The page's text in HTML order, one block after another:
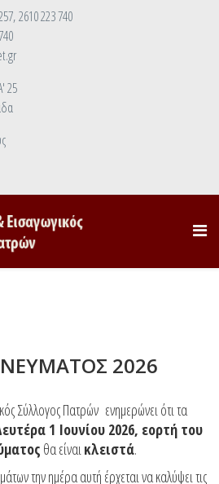
2610 223 740
25
2026
Σύλλογος Πατρών ενημερώνει ότι τα
1 Ιουνίου 2026, εορτή του
θα είναικλειστά.
την ημέρα αυτή έρχεται να καλύψει τις